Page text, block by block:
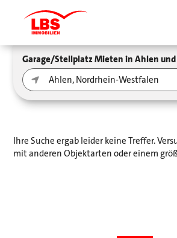
Garage/Stellplatz Mieten in Ahlen
Ihre Suche ergab leider keine Treffer.
mit anderen Objektarten oder einem